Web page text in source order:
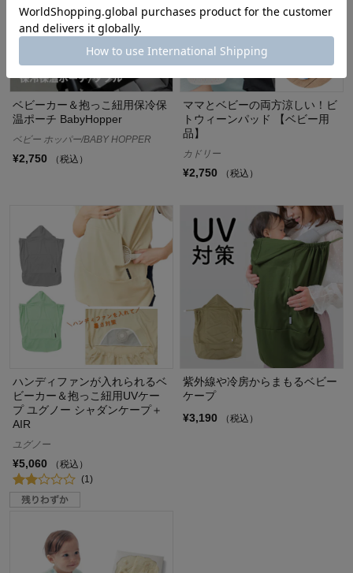
ベビーカー＆抱っこ紐用保冷保
温ポーチ BabyHopper
ベビー ホッパー/BABY HOPPER
¥2,750 （税込）
ママとベビーの両方涼しい！ビ
トウィーンパッド 【ベビー用
品】
カドリー
¥2,750 （税込）
ハンディファンが入れられるベ
ビーカー＆抱っこ紐用UVケー
プ ユグノー シャダンケープ＋
AIR
ユグノー
¥5,060
（税込）
(1)
紫外線や冷房からまもるベビー
ケープ
¥3,190
（税込）